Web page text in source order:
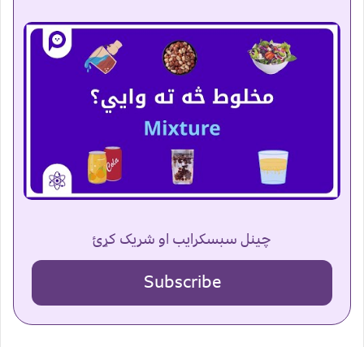
چینل سبسکرایب او شریک کړئ
Subscribe